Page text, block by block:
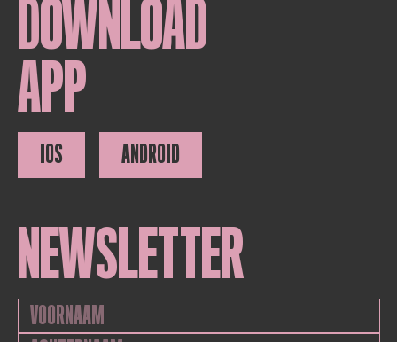
DOWNLOAD
APP
IOS ANDROID
NEWSLETTER